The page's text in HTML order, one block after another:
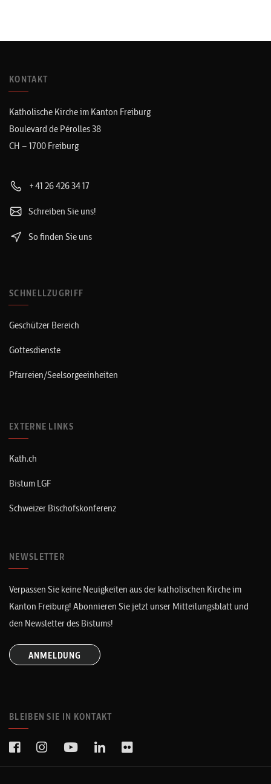
KONTAKT
Katholische Kirche im Kanton Freiburg
Boulevard de Pérolles 38
CH – 1700 Freiburg
+41 26 426 34 17
Schreiben Sie uns!
So finden Sie uns
SCHNELLZUGRIFF
Geschützer Bereich
Gottesdienste
Pfarreien/Seelsorgeeinheiten
EXTERNE LINKS
Kath.ch
Bistum LGF
Schweizer Bischofskonferenz
NEWSLETTER
Verpassen Sie keine Neuigkeiten aus der katholischen Kirche im
Kanton Freiburg! Abonnieren Sie jetzt unser Mitteilungsblatt und
den Newsletter des Bistums!
ANMELDUNG
BLEIBEN SIE IN KONTAKT